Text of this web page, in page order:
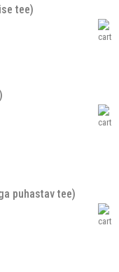
tee)
puhastav tee)